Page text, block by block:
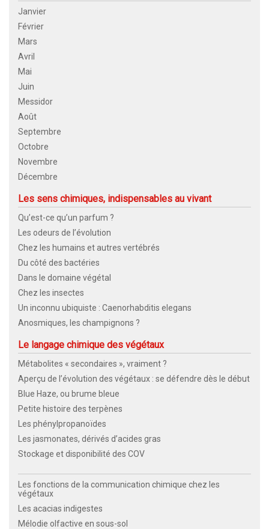
Janvier
Février
Mars
Avril
Mai
Juin
Messidor
Août
Septembre
Octobre
Novembre
Décembre
Les sens chimiques, indispensables au vivant
Qu’est-ce qu’un parfum ?
Les odeurs de l’évolution
Chez les humains et autres vertébrés
Du côté des bactéries
Dans le domaine végétal
Chez les insectes
Un inconnu ubiquiste : Caenorhabditis elegans
Anosmiques, les champignons ?
Le langage chimique des végétaux
Métabolites « secondaires », vraiment ?
Aperçu de l’évolution des végétaux : se défendre dès le début
Blue Haze, ou brume bleue
Petite histoire des terpènes
Les phénylpropanoïdes
Les jasmonates, dérivés d’acides gras
Stockage et disponibilité des COV
Les fonctions de la communication chimique chez les
végétaux
Les acacias indigestes
Mélodie olfactive en sous-sol